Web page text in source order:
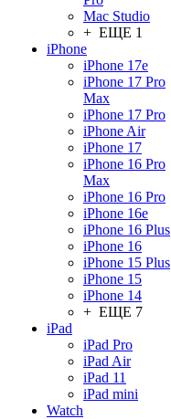
Mac Studio
+ ЕЩЕ 1
iPhone
iPhone 17e
iPhone 17 Pro
Max
iPhone 17 Pro
iPhone Air
iPhone 17
iPhone 16 Pro
Max
iPhone 16 Pro
iPhone 16e
iPhone 16 Plus
iPhone 16
iPhone 15 Plus
iPhone 15
iPhone 14
+ ЕЩЕ 7
iPad
iPad Pro
iPad Air
iPad 11
iPad mini
Watch